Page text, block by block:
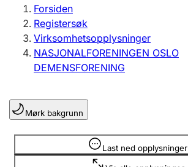
Enkeltpersonforetak
Registrere, endre, slette
Lag og forening
Registrere, endre, slette
Forsiden
Registersøk
Virksomhetsopplysninger
NASJONALFORENINGEN OSLO
DEMENSFORENING
Mørk bakgrunn
Last ned opplysninger
Opplysninger er skjult